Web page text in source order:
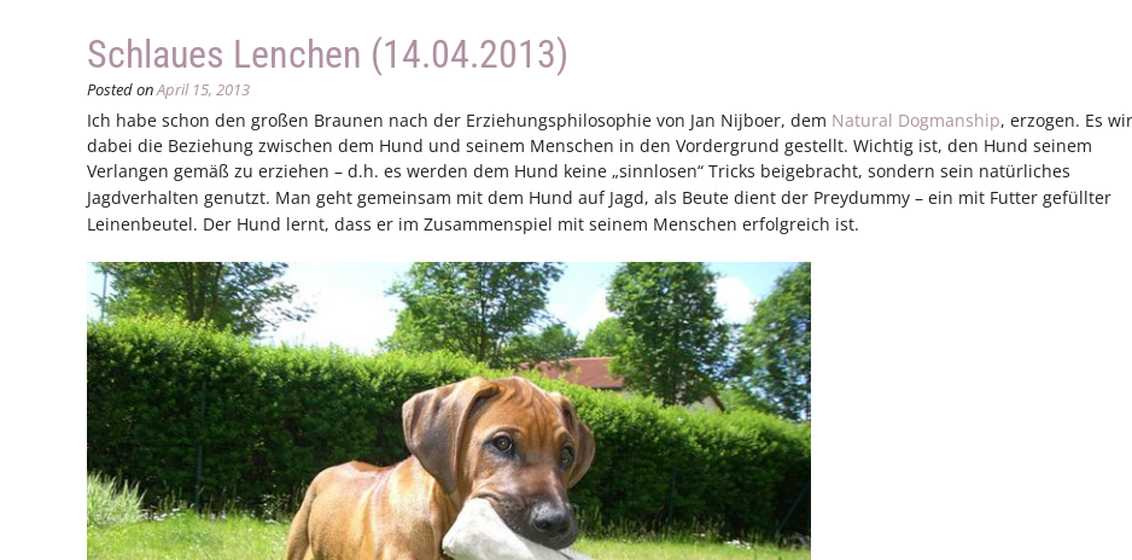
Schlaues Lenchen (14.04.2013)
Posted onApril 15, 2013
Ich habe schon den großen Braunen nach der Erziehungsphilosophie von Jan Nijboer, dem Natural Dogmanship, erzogen. Es
dabei die Beziehung zwischen dem Hund und seinem Menschen in den Vordergrund gestellt. Wichtig ist, den Hund seinem
Verlangen gemäß zu erziehen – d.h. es werden dem Hund keine „sinnlosen“ Tricks beigebracht, sondern sein natürliches
Jagdverhalten genutzt. Man geht gemeinsam mit dem Hund auf Jagd, als Beute dient der Preydummy – ein mit Futter gefüllter
Leinenbeutel. Der Hund lernt, dass er im Zusammenspiel mit seinem Menschen erfolgreich ist.